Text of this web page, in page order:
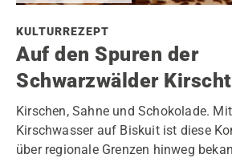
KULTURREZEPT
Auf den Spuren der
Schwarzwälder
Kirschen, Sahne und Schokolade.
Kirschwasser auf Biskuit ist diese
über regionale Grenzen hinweg